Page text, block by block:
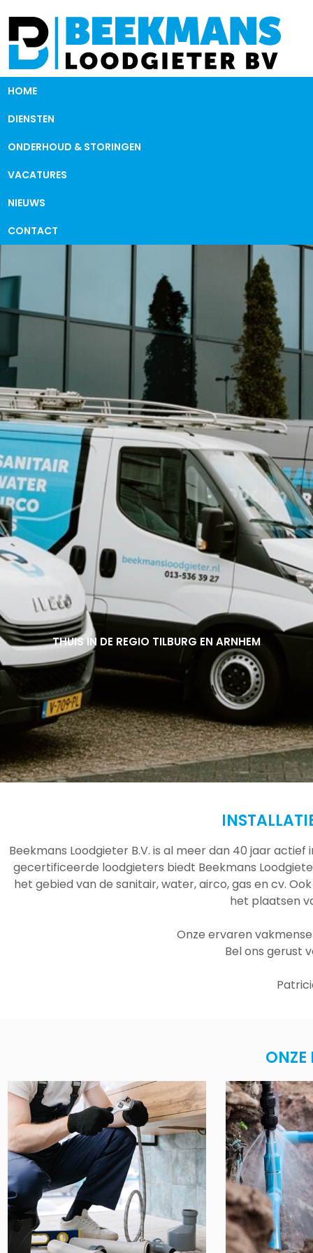
HOME
DIENSTEN
ONDERHOUD & STORINGEN
VACATURES
NIEUWS
CONTACT
THUIS IN DE REGIO TILBURG EN ARNHEM
THUIS IN DE REGIO TILBURG EN ARNHEM
THUIS IN DE REGIO TILBURG EN ARNHEM
Beekmans Loodgieter B.V. is al meer dan 40 jaar
gecertificeerde loodgieters biedt Beekmans
het gebied van de sanitair, water, airco, gas en cv.
het plaatsen
Onze ervaren
Bel ons gerust
ONZE